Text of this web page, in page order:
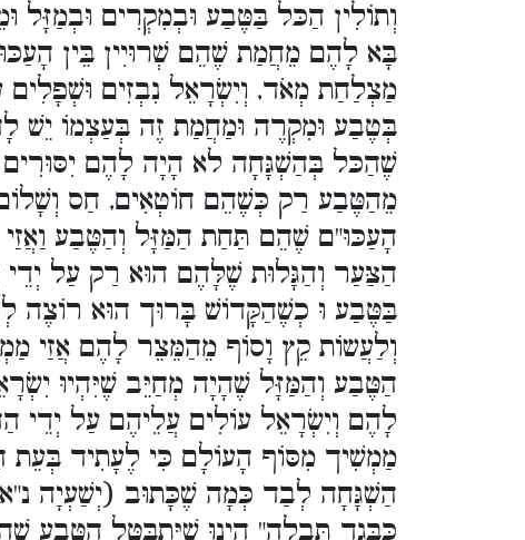
וְתוֹלִין הַכּל בַּטֶּבַע וּבְמִקְרִים וּבְמַזָּל
בָּא לָהֶם מֵחֲמַת שֶׁהֵם שְׁרוּיִין בֵּין
מַצְלַחַת מְאֹד, וְיִשְׂרָאֵל נִבְזִים
בְּטֶבַע וּמִקְרֶה וּמַחֲמַת זֶה בְּעַצְמוֹ יֵשׁ
שֶׁהַכּל בְּהַשְׁגָּחָה לא הָיָה לָהֶם
מֵהַטֶּבַע רַק כְּשֶׁהֵם חוֹטְאִים, חַס
הָעַכּוּ"ם שֶׁהֵם תַּחַת הַמַּזָּל וְהַטֶּבַע
הַצַּעַר וְהַגָּלוּת שֶׁלָּהֶם הוּא רַק עַל יְדֵי
בַּטֶּבַע וּ כְשֶׁהַקָּדוֹשׁ בָּרוּך הוּא רוֹצֶה
וְלַעֲשוֹת קֵץ וָסוֹף מֵהַמֵּצֵר לָהֶם אֲזַי
הַטֶּבַע וְהַמַּזָּל שֶׁהָיָה מְחַיֵּב שֶׁיִּהְיוּ
לָהֶם וְיִשְׂרָאֵל עוֹלִים עֲלֵיהֶם עַל
מַמְשִׁיך מִסּוֹף הָעוֹלָם כִּי לֶעָתִיד בְּעֵת
הַשְׁגָּחָה לְבַד כְּמָה שֶׁכָּתוּב (יְשַׁעְיָה
כַּבֶּגֶד תִּבְלֶה" הַיְנוּ שֶׁיִּתְבַּטֵּל הַטֶּבַע